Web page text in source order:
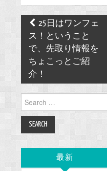
Post
navigation
25日はワンフェ
ス！ということ
で、先取り情報を
ちょこっとご紹
介！
for:
最新